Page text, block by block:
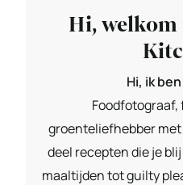
Hi, welkom
Hi, ik
Foodfotograaf,
groenteliefhebber met
deel recepten die je
maaltijden tot guilty